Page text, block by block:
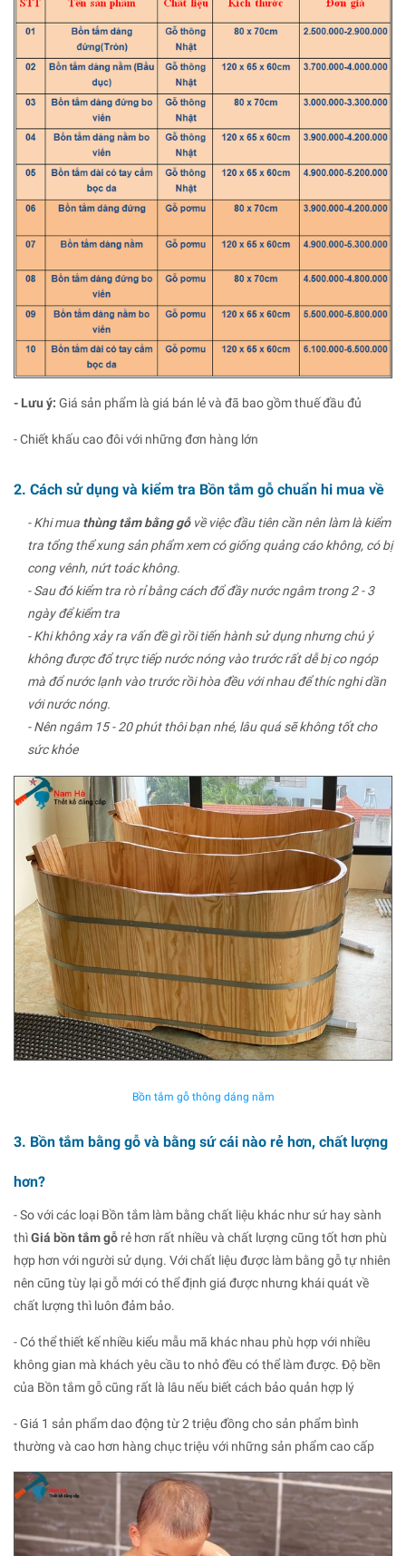
- Lưu ý: Giá sản phẩm là giá bán lẻ và đã bao gồm thuế đầu đủ
- Chiết khấu cao đôi với những đơn hàng lớn
2. Cách sử dụng và kiểm tra Bồn tắm gỗ chuẩn hi mua về
- Khi mua thùng tắm bằng gỗvề việc đầu tiên cần nên làm là kiểm
tra tổng thể xung sản phẩm xem có giống quảng cáo không, có bị
cong vênh, nứt toác không.
- Sau đó kiểm tra rò rỉ bằng cách đổ đầy nước ngâm trong 2 - 3
ngày để kiểm tra
- Khi không xảy ra vấn đề gì rồi tiến hành sử dụng nhưng chú ý
không được đổ trực tiếp nước nóng vào trước rất dễ bị co ngóp
mà đổ nước lạnh vào trước rồi hòa đều với nhau để thíc nghi dần
với nước nóng.
- Nên ngâm 15 - 20 phút thôi bạn nhé, lâu quá sẽ không tốt cho
sức khỏe
Bồn tắm gỗ thông dáng nằm
3. Bồn tắm bằng gỗ và bằng sứ cái nào rẻ hơn, chất lượng
hơn?
- So với các loại Bồn tắm làm bằng chất liệu khác như sứ hay sành
thìGiá bồn tắm gỗ rẻ hơn rất nhiều và chất lượng cũng tốt hơn phù
hợp hơn với người sử dụng. Với chất liệu được làm bằng gỗ tự nhiên
nên cũng tùy lại gỗ mới có thể định giá được nhưng khái quát về
chất lượng thì luôn đảm bảo.
- Có thể thiết kế nhiều kiểu mẫu mã khác nhau phù hợp với nhiều
không gian mà khách yêu cầu to nhỏ đều có thể làm được. Độ bền
của Bồn tắm gỗ cũng rất là lâu nếu biết cách bảo quản hợp lý
- Giá 1 sản phẩm dao động từ 2 triệu đồng cho sản phẩm bình
thường và cao hơn hàng chục triệu với những sản phẩm cao cấp